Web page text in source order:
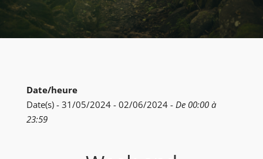
Date/heure
Date(s) - 31/05/2024 - 02/06/2024 - De 00:00 à
23:59